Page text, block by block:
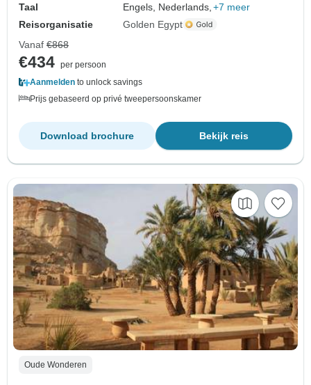
Taal
Engels, Nederlands, +7 meer
Reisorganisatie
Golden Egypt
Vanaf €868
€434 per persoon
Aanmelden to unlock savings
Prijs gebaseerd op privé tweepersoonskamer
Bekijk reis
Download brochure
Oude Wonderen